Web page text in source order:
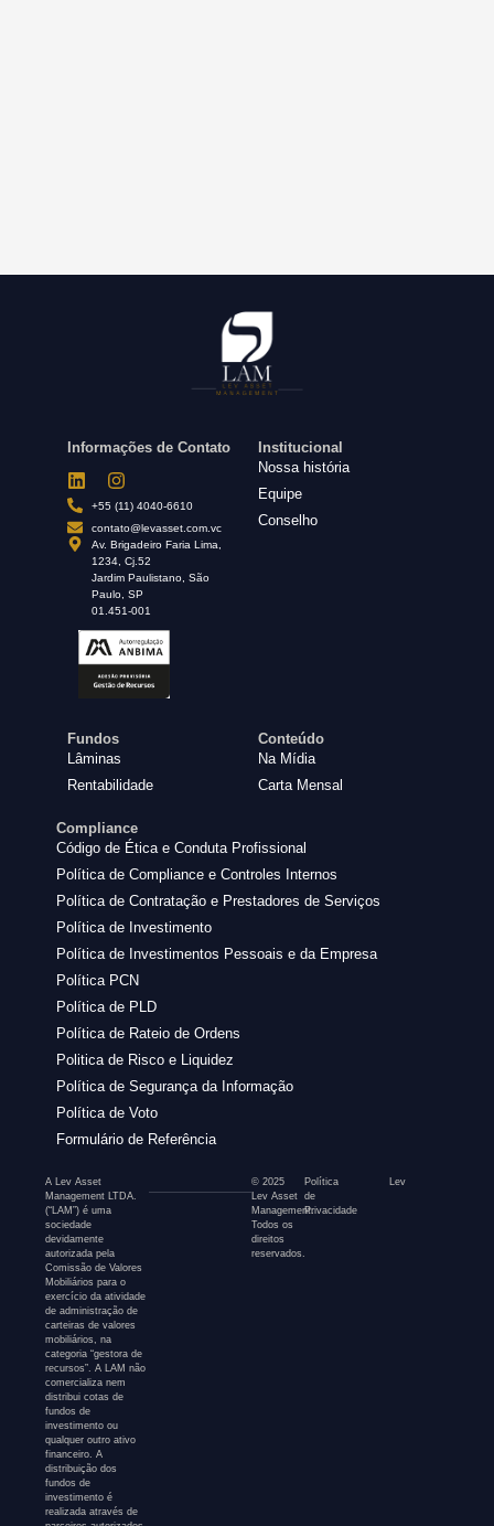
Informações de Contato
+55 (11) 4040-6610
contato@levasset.com.vc
Av. Brigadeiro Faria Lima,
1234, Cj.52
Jardim Paulistano, São
Paulo, SP
01.451-001
Institucional
Nossa história
Equipe
Conselho
Fundos
Lâminas
Rentabilidade
Conteúdo
Na Mídia
Carta Mensal
Compliance
Código de Ética e Conduta Profissional
Política de Compliance e Controles Internos
Política de Contratação e Prestadores de Serviços
Política de Investimento
Política de Investimentos Pessoais e da Empresa
Política PCN
Política de PLD
Política de Rateio de Ordens
Politica de Risco e Liquidez
Política de Segurança da Informação
Política de Voto
Formulário de Referência
A Lev Asset
Management LTDA.
(“LAM”) é uma
sociedade
devidamente
autorizada pela
Comissão de Valores
Mobiliários para o
exercício da atividade
de administração de
carteiras de valores
mobiliários, na
categoria “gestora de
recursos”. A LAM não
comercializa nem
distribui cotas de
fundos de
investimento ou
qualquer outro ativo
financeiro. A
distribuição dos
fundos de
investimento é
realizada através de
© 2025
Lev Asset
Management.
Todos os
direitos
reservados.
Política
de
Privacidade
Lev